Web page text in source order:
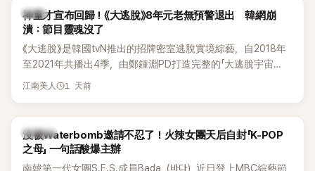
熱議。 2日播出的 SBS 綜藝節目《我的經紀人太難搞－秘書
鎮》，邀請同時兼顧工作與育兒的演藝圈代表「媽媽群」——李智
惠、李賢怡、李恩亨，以第13位「My Star」身分登場，分享最真
實的生活日常。 節目一開始，李瑞鎮 率先與李智惠會合，兩人
邊搭車邊聊天，氣氛輕鬆。聊到最近的新聞，李瑞鎮突然直球
發問：「妳不是上新聞了？說妳去做整形？是人中縮短手術嗎？」
延燒到過去的爭議。李瑞鎮脫口補刀：「妳以前不是還在游泳池
開過記者會？」直接點名她當年的風波。李智惠聽了忍不住笑
說：「哥怎麼連這個都知道？」李瑞鎮則回嘴：「那時候新聞鬧那
韓星
神童才宣布回歸！《大逃脫》8年元老無預警退出 韓網崩
潰：節目靈魂沒了
《大逃脫》是韓國tvN推出的招牌密室逃脫實境綜藝，自2018年
至2021年共播出4季，由鄭鍾淵PD打造完整的「大逃脫宇宙
（DTCU）」，憑藉燒腦劇情、電影級場景與龐大世界觀，累積
江南美人 1 天前
K-POP
沒被Waterbomb邀請不忍了！火辣女團天后自封「K-POP
之母」 一句話酸爆主辦
南韓第一代女團S.E.S.成員Bada（바다）近日登上MBC綜藝節